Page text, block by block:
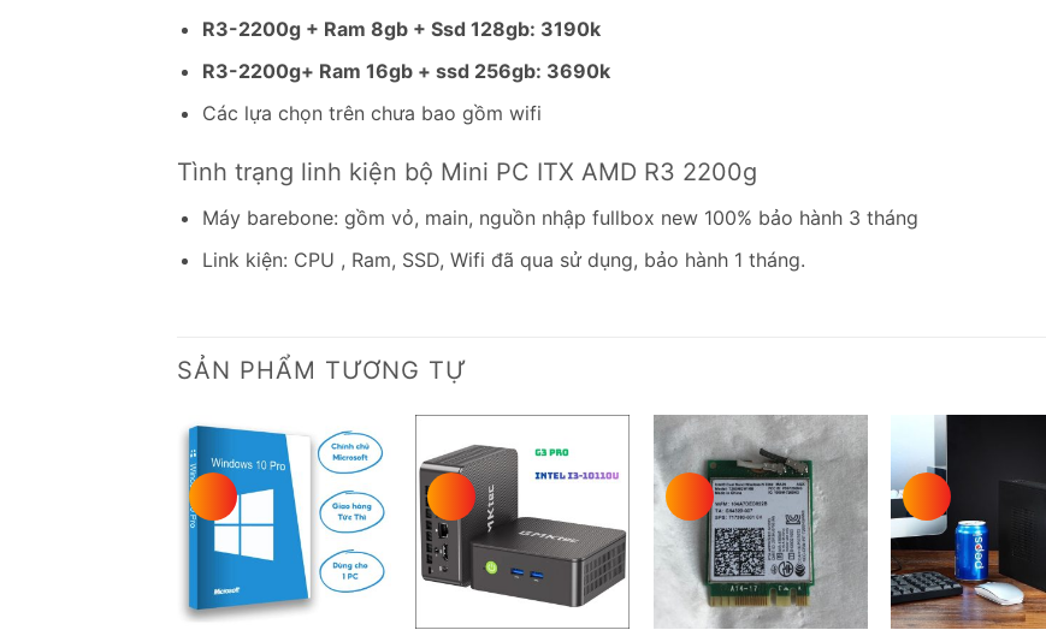
R3-2200g + Ram 8gb + Ssd 128gb: 3190k
R3-2200g+ Ram 16gb + ssd 256gb: 3690k
Các lựa chọn trên chưa bao gồm wifi
Tình trạng linh kiện bộ Mini PC ITX AMD R3 2200g
Máy barebone: gồm vỏ, main, nguồn nhập fullbox new 100% bảo hành 3 tháng
Link kiện: CPU , Ram, SSD, Wifi đã qua sử dụng, bảo hành 1 tháng.
SẢN PHẨM TƯƠNG TỰ
wishlist
Add to
Add to
wishlist